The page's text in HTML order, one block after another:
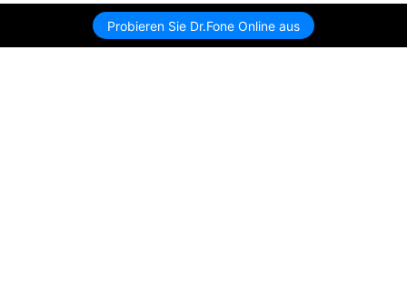
Probieren Sie Dr.Fone Online aus